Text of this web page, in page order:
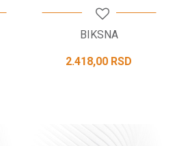
BIKSNA
2.418,00 RSD